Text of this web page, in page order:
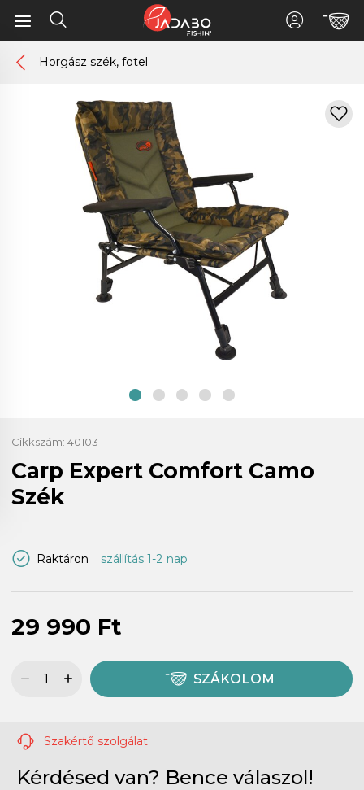
Horgász szék, fotel
Cikkszám: 40103
Carp Expert Comfort Camo
Szék
Raktáron szállítás 1-2 nap
29 990 Ft
SZÁKOLOM
Szakértő szolgálat
Kérdésed van? Bence válaszol!